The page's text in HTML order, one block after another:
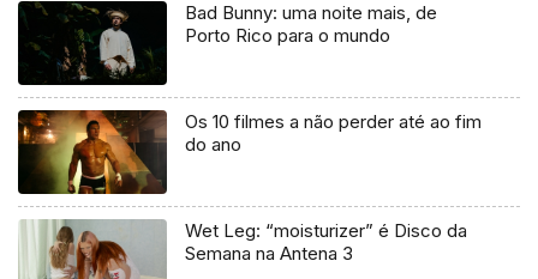
Bad Bunny: uma noite mais, de
Porto Rico para o mundo
Os 10 filmes a não perder até ao fim
do ano
Wet Leg: “moisturizer” é Disco da
Semana na Antena 3